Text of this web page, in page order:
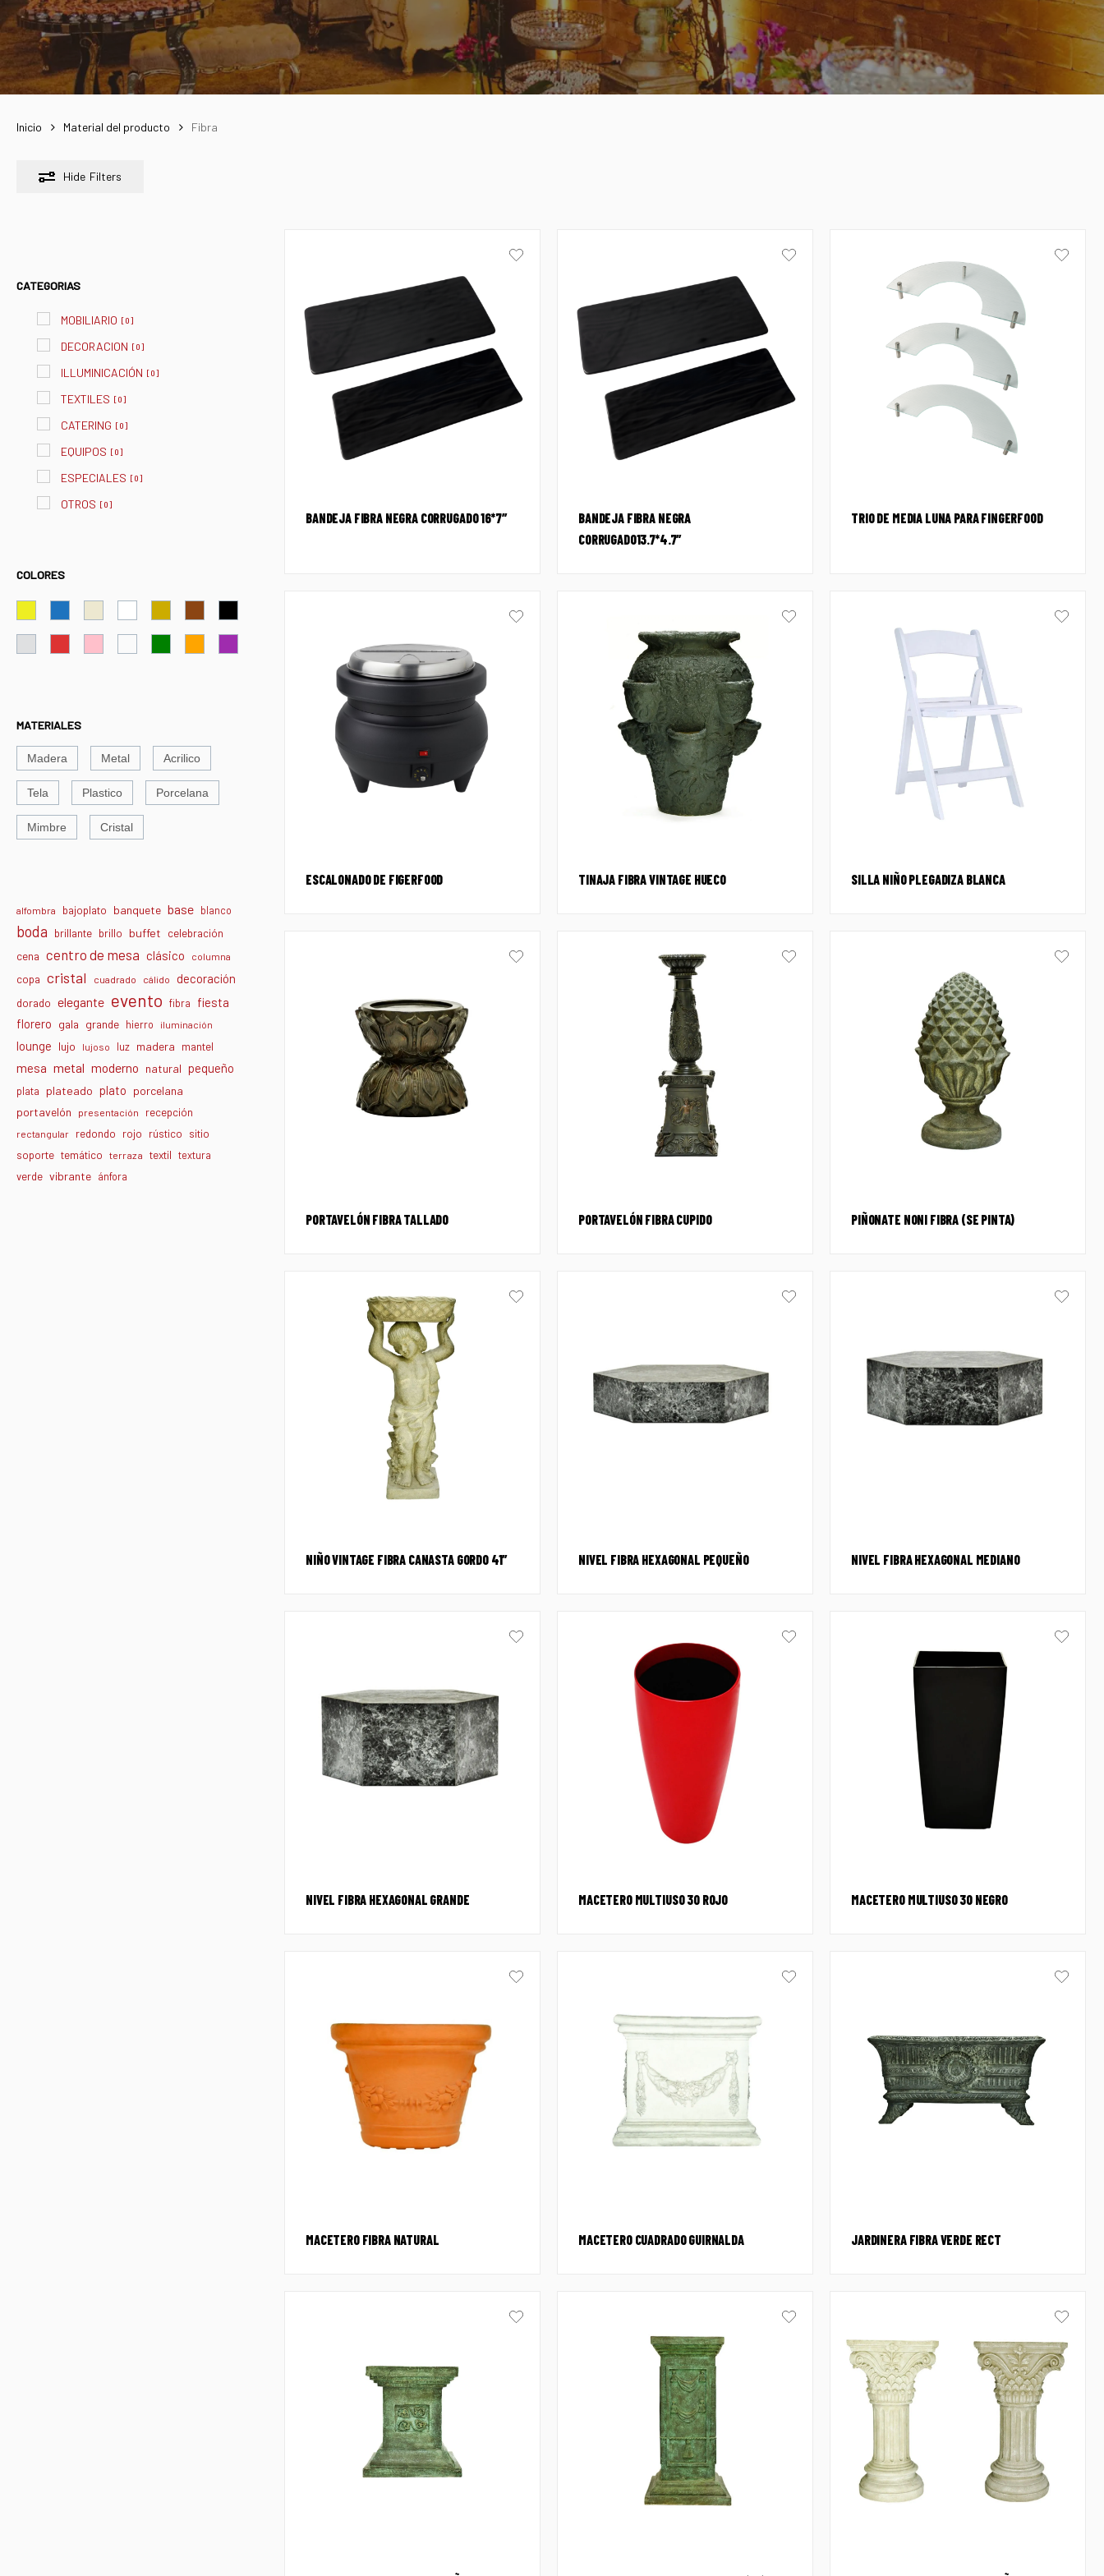
Inicio Material del producto Fibra
Hide Filters
CATEGORIAS
MOBILIARIO [0]
DECORACION [0]
ILLUMINICACIÓN [0]
TEXTILES [0]
CATERING [0]
EQUIPOS [0]
ESPECIALES [0]
OTROS [0]
COLORES
MATERIALES
Madera Metal Acrilico
Tela Plastico Porcelana
Mimbre Cristal
alfombra bajoplato banquete base blanco
boda brillante brillo buffet celebración
cena centro de mesa clásico columna
copa cristal cuadrado cálido decoración
dorado elegante evento fibra fiesta
florero gala grande hierro iluminación
lounge lujo lujoso luz madera mantel
mesa metal moderno natural pequeño
plata plateado plato porcelana
portavelón
presentación recepción
rectangular redondo rojo rústico
sitio
soporte temático terraza textil textura
verde vibrante ánfora
BANDEJA FIBRA NEGRA CORRUGADO 16*7″
BANDEJA FIBRA NEGRA
CORRUGADO13.7*4.7″
TRIO DE MEDIA LUNA PARA FINGERFOOD
ESCALONADO DE FIGERFOOD TINAJA FIBRA VINTAGE HUECO SILLA NIÑO PLEGADIZA BLANCA
PORTAVELÓN FIBRA TALLADO PORTAVELÓN FIBRA CUPIDO PIÑONATE NONI FIBRA (SE PINTA)
NIÑO VINTAGE FIBRA CANASTA GORDO 41″ NIVEL FIBRA HEXAGONAL PEQUEÑO NIVEL FIBRA HEXAGONAL MEDIANO
NIVEL FIBRA HEXAGONAL GRANDE MACETERO MULTIUSO 30 ROJO MACETERO MULTIUSO 30 NEGRO
MACETERO FIBRA NATURAL MACETERO CUADRADO GUIRNALDA JARDINERA FIBRA VERDE RECT